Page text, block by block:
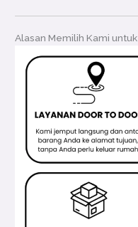
Alasan Memilih Kami untuk